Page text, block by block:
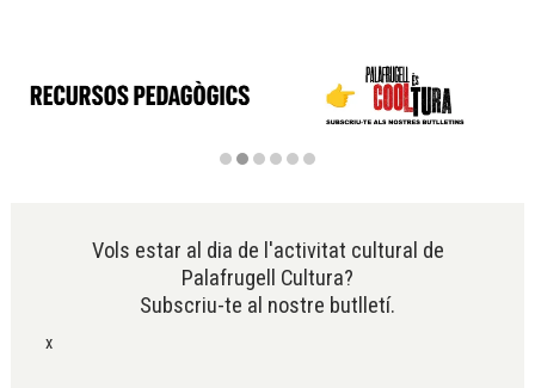
Vols estar al dia de l'activitat cultural de
Palafrugell Cultura?
Subscriu-te al nostre butlletí.
x